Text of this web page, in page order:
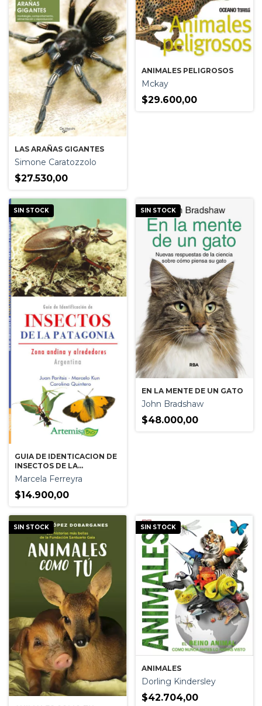
LAS ARAÑAS GIGANTES
Simone Caratozzolo
$27.530,00
ANIMALES PELIGROSOS
Mckay
$29.600,00
SIN STOCK
GUIA DE IDENTICACION DE
INSECTOS DE LA
PATAGONIA - ZONA
ANDINA Y ALREDEDORES
Marcela Ferreyra
$14.900,00
SIN STOCK
EN LA MENTE DE UN GATO
John Bradshaw
$48.000,00
SIN STOCK SIN STOCK
ANIMALES
Dorling Kindersley
$42.704,00